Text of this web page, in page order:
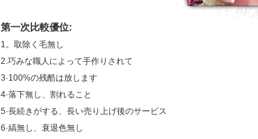
第一次比較優位:
1。取除く毛無し
2.巧みな職人によって手作りされて
3·100%の残酷は放します
4·落下無し、割れること
5·長続きがする、長い売り上げ後のサービス
6·縞無し、衰退色無し